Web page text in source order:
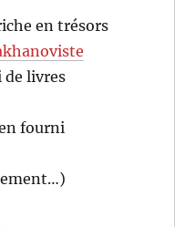
en trésors
de livres
fourni